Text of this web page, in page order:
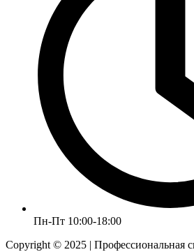
Пн-Пт 10:00-18:00
Copyright © 2025 | Профессиональная